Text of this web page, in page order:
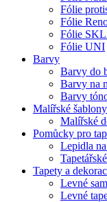
Fólie
Fólie
Fólie
Fólie UNI
Barvy
Barvy do
Barvy na
Barvy
Malířské šablony
Malířské
Pomůcky pro
Lepidla
Tapety a
Levné
Levné